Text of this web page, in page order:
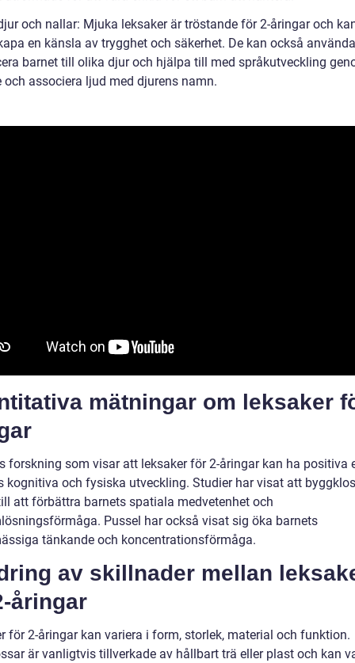
och nallar: Mjuka leksaker är tröstande för 2-åringar och
en känsla av trygghet och säkerhet. De kan också
barnet till olika djur och hjälpa till med språkutveckling
och associera ljud med djurens namn.
mätningar om leksaker
forskning som visar att leksaker för 2-åringar kan ha positiva
kognitiva och fysiska utveckling. Studier har visat att
att förbättra barnets spatiala medvetenhet och
Pussel har också visat sig öka barnets
tänkande och koncentrationsförmåga.
av skillnader mellan
åringar
för 2-åringar kan variera i form, storlek, material och funktion.
är vanligtvis tillverkade av hållbart trä eller plast och kan